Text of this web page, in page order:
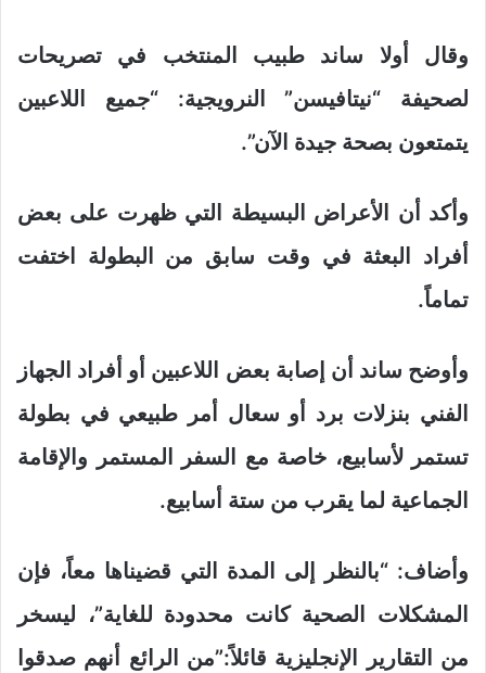
وقال أولا ساند طبيب المنتخب في تصريحات
لصحيفة “نيتافيسن” النرويجية: “جميع اللاعبين
يتمتعون بصحة جيدة الآن”.
وأكد أن الأعراض البسيطة التي ظهرت على بعض
أفراد البعثة في وقت سابق من البطولة اختفت
تماماً.
وأوضح ساند أن إصابة بعض اللاعبين أو أفراد الجهاز
الفني بنزلات برد أو سعال أمر طبيعي في بطولة
تستمر لأسابيع، خاصة مع السفر المستمر والإقامة
الجماعية لما يقرب من ستة أسابيع.
وأضاف: “بالنظر إلى المدة التي قضيناها معاً، فإن
المشكلات الصحية كانت محدودة للغاية”، ليسخر
من التقارير الإنجليزية قائلاً:”من الرائع أنهم صدقوا